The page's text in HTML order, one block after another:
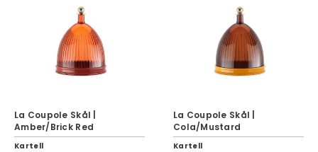
La Coupole Skål |
Amber/Brick Red
Kartell
La Coupole Skål |
Cola/Mustard
Kartell